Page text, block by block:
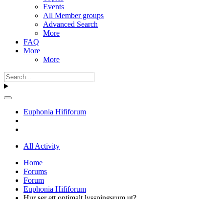
Events
All Member groups
Advanced Search
More
FAQ
More
More
Euphonia Hififorum
All Activity
Home
Forums
Forum
Euphonia Hififorum